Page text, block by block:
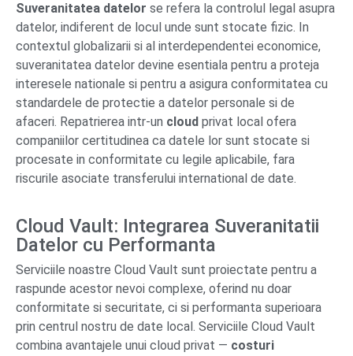
Suveranitatea datelor se refera la controlul legal asupra
datelor, indiferent de locul unde sunt stocate fizic. In
contextul globalizarii si al interdependentei economice,
suveranitatea datelor devine esentiala pentru a proteja
interesele nationale si pentru a asigura conformitatea cu
standardele de protectie a datelor personale si de
afaceri. Repatrierea intr-un cloud privat local ofera
companiilor certitudinea ca datele lor sunt stocate si
procesate in conformitate cu legile aplicabile, fara
riscurile asociate transferului international de date.
Cloud Vault: Integrarea Suveranitatii
Datelor cu Performanta
Serviciile noastre Cloud Vault sunt proiectate pentru a
raspunde acestor nevoi complexe, oferind nu doar
conformitate si securitate, ci si performanta superioara
prin centrul nostru de date local. Serviciile Cloud Vault
combina avantajele unui cloud privat — costuri